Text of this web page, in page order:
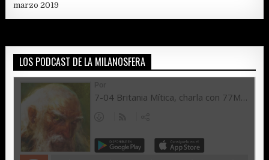
marzo 2019
LOS PODCAST DE LA MILANOSFERA